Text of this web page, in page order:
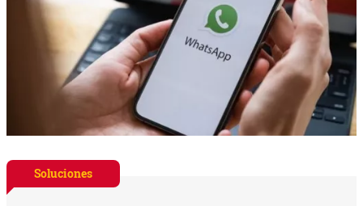
Soluciones